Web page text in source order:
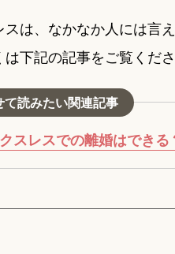
スは、なかなか人には言
下記の記事をご覧くださ
て読みたい関連記事
スレスでの離婚はでき